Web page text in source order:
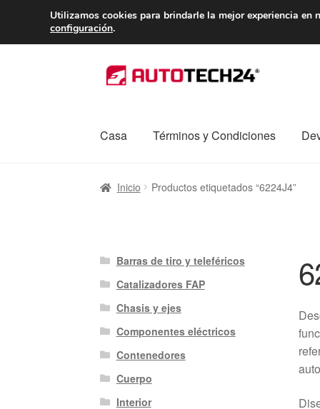
ENTREGA desde
Ir
a
Ir
al
Casa
Términos y Condiciones
InicioCaja registradora CarroContacto
Inicio Productos etiquetados “6224J4”
Barras de tiro y teleféricos
Catalizadores FAP
Chasis y ejes
Componentes eléctricos
Contenedores
Cuerpo
Interior
Utilizamos cookies para brindarle la mejor experiencia en
configuración.